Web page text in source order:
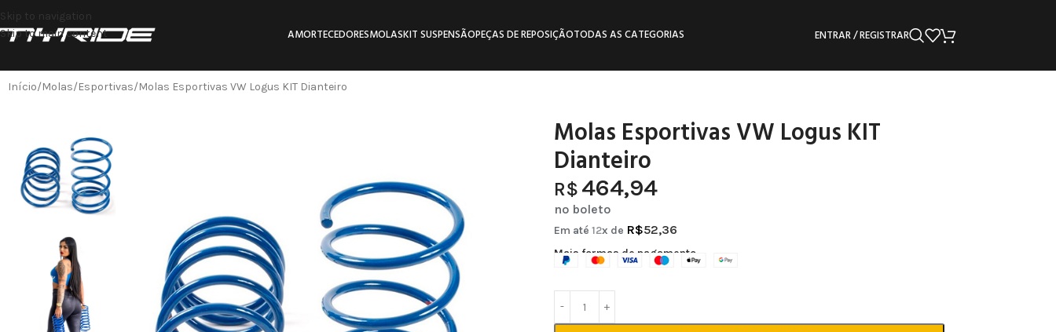
Skip to navigation
Skip to main content
AMORTECEDORESMOLASKIT SUSPENSÃOPEÇAS DE REPOSIÇÃOTODAS AS CATEGORIAS ENTRAR / REGISTRAR
Início Molas Esportivas Molas Esportivas VW Logus KIT Dianteiro
Molas Esportivas VW Logus KIT
Dianteiro
R$ 464,94
no boleto
Em até12x de R$52,36
Mais formas de pagamento